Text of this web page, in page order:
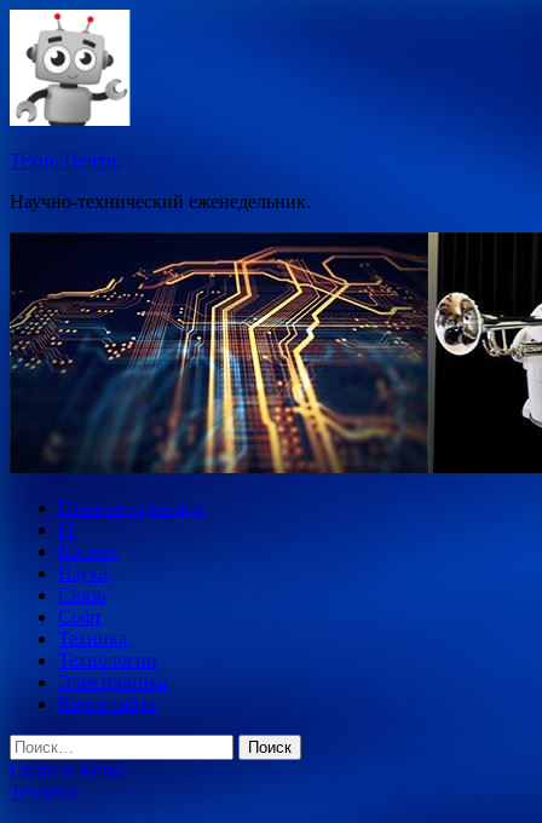
Перейти
содержимому
Техно Центр.
Научно-технический еженедельник.
Главная страница
IT
Космос
Наука
Связь
Софт
Техника
Технологии
Электроника
Карта сайта
Найти:
Главное меню
Техника